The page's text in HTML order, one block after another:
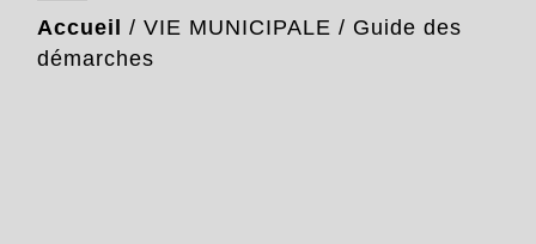
Accueil / VIE MUNICIPALE / Guide des
démarches